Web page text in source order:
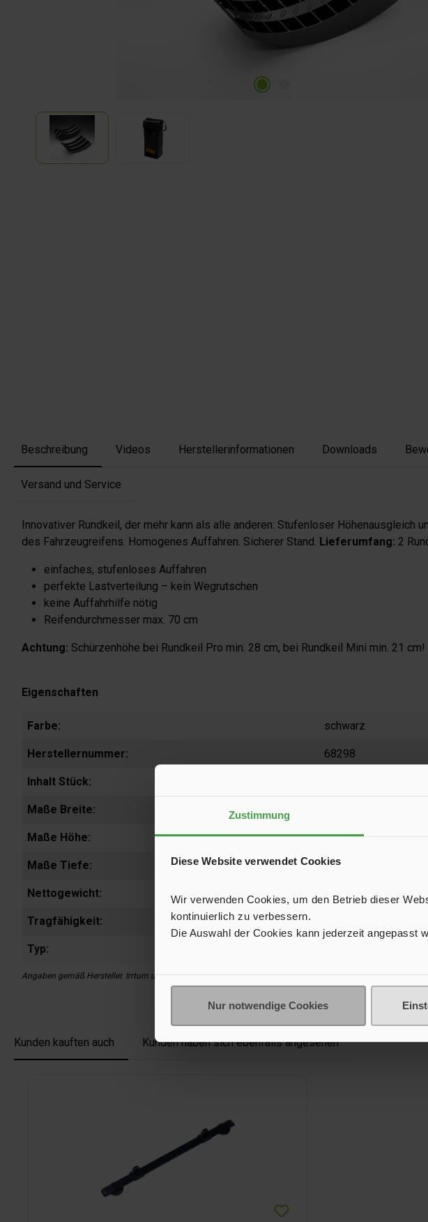
Zustimmung
Diese Website verwendet Cookies
Wir verwenden Cookies, um den Betrieb dieser
kontinuierlich zu verbessern.
Die Auswahl der Cookies kann jederzeit angepasst
Nur notwendige Cookies
Beschreibung Videos Herstellerinformationen Downloads
Versand und Service
Innovativer Rundkeil, der mehr kann als alle anderen: Stufenloser
des Fahrzeugreifens. Homogenes Auffahren. Sicherer Stand. Lieferumfang: 2
einfaches, stufenloses Auffahren
perfekte Lastverteilung – kein Wegrutschen
keine Auffahrhilfe nötig
Reifendurchmesser max. 70 cm
Achtung: Schürzenhöhe bei Rundkeil Pro min. 28 cm, bei Rundkeil Mini min. 21 cm!
Eigenschaften
Farbe: schwarz
Herstellernummer: 68298
Inhalt Stück:
Maße Breite:
Maße Höhe: 80 mm
Maße Tiefe: 200 mm
Nettogewicht: 1,1 kg
Tragfähigkeit:
Typ:
Angaben gemäß Hersteller. Irrtum und Änderung vorbehalten.
Kunden kauften auch Kunden haben sich ebenfalls angesehen